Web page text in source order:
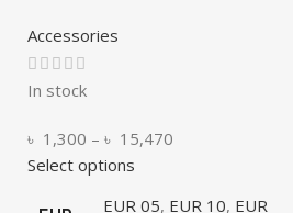
Accessories
In stock
৳ 1,300 – ৳ 15,470
Select options
EUR 05, EUR 10, EUR